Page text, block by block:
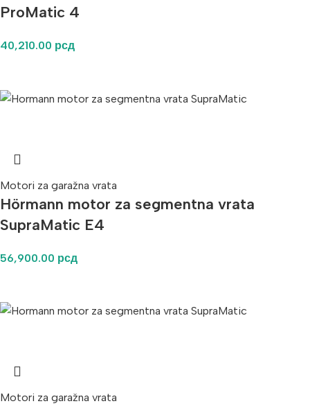
ProMatic 4
40,210.00 рсд
Motori za garažna vrata
Hörmann motor za segmentna vrata
SupraMatic E4
56,900.00 рсд
Motori za garažna vrata